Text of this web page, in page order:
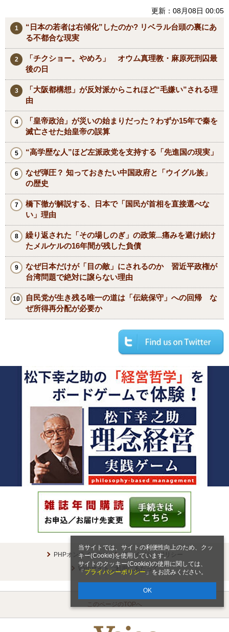
当サイトでは、サイトの利便性向上のため、クッ
キー(Cookie)を使用しています。
サイトのクッキー(Cookie)の使用に関しては、
「 プライバシーポリシー 」をお読みください。
OK
更新：08月08日 00:05
“日本の若者は右傾化”したのか? リベラル台頭の裏にあ
る不都合な現実
「チクショー。やめろ」 オウム真理教・麻原死刑囚最
後の日
「大阪都構想」が反対派からこれほど“毛嫌い”される理
由
「皇帝政治」が災いの始まりだった？わずか15年で秦を
滅亡させた始皇帝の誤算
“高学歴な人”ほど左派政党を支持する「先進国の現実」
なぜ弾圧？ 知っておきたい中国政府と「ウイグル族」
の歴史
橋下徹が解説する、日本で「国民が首相を直接選べな
い」理由
繰り返された「その場しのぎ」の政策...痛みを避け続け
たメルケルの16年間が残した負債
なぜ日本だけが「目の敵」にされるのか 習近平政権が
台湾問題で絶対に譲らない理由
自民党が生き残る唯一の道は「伝統保守」への回帰 な
ぜ所得再分配が必要か
PHPオンラインとは
プライバシーポリシー
Webサイトご利用にあたって
このページのTOPへ